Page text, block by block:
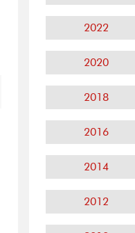
2022
2020
2018
2016
2014
2012